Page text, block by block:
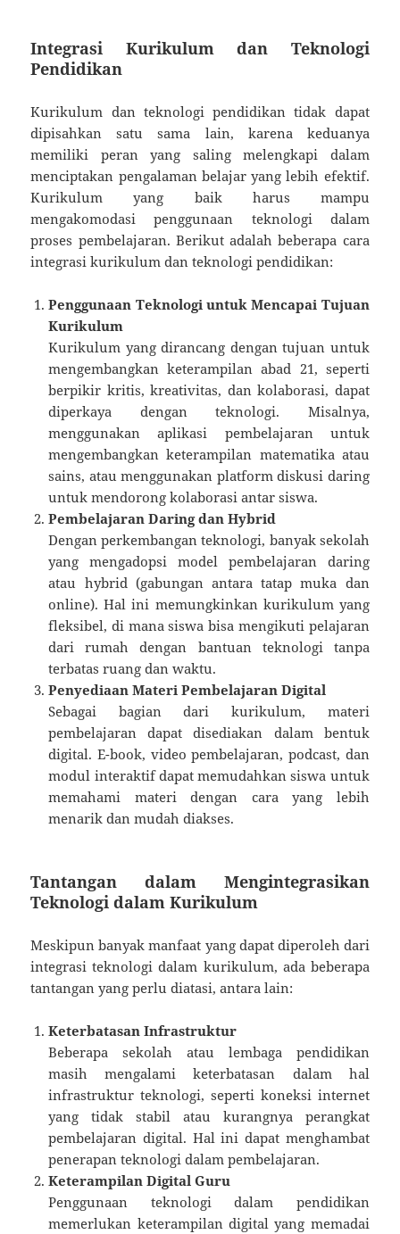
Integrasi Kurikulum dan Teknologi
Pendidikan
Kurikulum dan teknologi pendidikan tidak dapat
dipisahkan satu sama lain, karena keduanya
memiliki peran yang saling melengkapi dalam
menciptakan pengalaman belajar yang lebih efektif.
Kurikulum yang baik harus mampu
mengakomodasi penggunaan teknologi dalam
proses pembelajaran. Berikut adalah beberapa cara
integrasi kurikulum dan teknologi pendidikan:
Penggunaan Teknologi untuk Mencapai Tujuan
Kurikulum
Kurikulum yang dirancang dengan tujuan untuk
mengembangkan keterampilan abad 21, seperti
berpikir kritis, kreativitas, dan kolaborasi, dapat
diperkaya dengan teknologi. Misalnya,
menggunakan aplikasi pembelajaran untuk
mengembangkan keterampilan matematika atau
sains, atau menggunakan platform diskusi daring
untuk mendorong kolaborasi antar siswa.
Pembelajaran Daring dan Hybrid
Dengan perkembangan teknologi, banyak sekolah
yang mengadopsi model pembelajaran daring
atau hybrid (gabungan antara tatap muka dan
online). Hal ini memungkinkan kurikulum yang
fleksibel, di mana siswa bisa mengikuti pelajaran
dari rumah dengan bantuan teknologi tanpa
terbatas ruang dan waktu.
Penyediaan Materi Pembelajaran Digital
Sebagai bagian dari kurikulum, materi
pembelajaran dapat disediakan dalam bentuk
digital. E-book, video pembelajaran, podcast, dan
modul interaktif dapat memudahkan siswa untuk
memahami materi dengan cara yang lebih
menarik dan mudah diakses.
Tantangan dalam Mengintegrasikan
Teknologi dalam Kurikulum
Meskipun banyak manfaat yang dapat diperoleh dari
integrasi teknologi dalam kurikulum, ada beberapa
tantangan yang perlu diatasi, antara lain:
Keterbatasan Infrastruktur
Beberapa sekolah atau lembaga pendidikan
masih mengalami keterbatasan dalam hal
infrastruktur teknologi, seperti koneksi internet
yang tidak stabil atau kurangnya perangkat
pembelajaran digital. Hal ini dapat menghambat
penerapan teknologi dalam pembelajaran.
Keterampilan Digital Guru
Penggunaan teknologi dalam pendidikan
memerlukan keterampilan digital yang memadai